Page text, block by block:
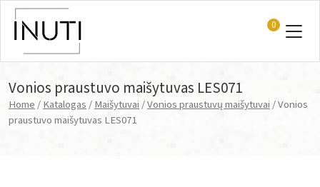
Main Navigation
0
Vonios praustuvo maišytuvas LES071
Home/Katalogas/Maišytuvai/Vonios praustuvų maišytuvai/ Vonios
praustuvo maišytuvas LES071